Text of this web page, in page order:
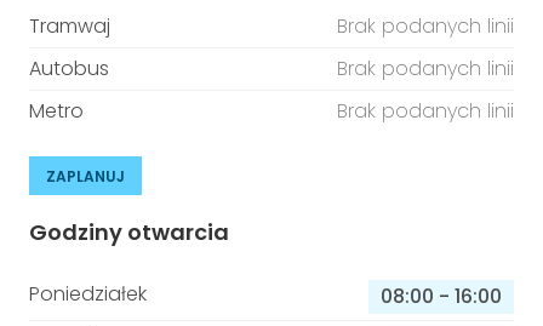
Tramwaj
Brak podanych linii
Autobus
Brak podanych linii
Metro
Brak podanych linii
ZAPLANUJ
Godziny otwarcia
Poniedziałek 08:00 - 16:00